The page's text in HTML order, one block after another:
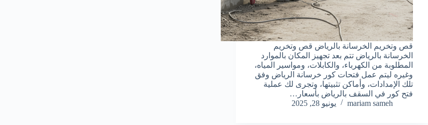
قص وتخريم الخرسانة بالرياض قص وتخريم
الخرسانة بالرياض تتم بعد تجهيز المكان بالموارد
المطلوبة من الكهرباء، والكابلات، ومواسير المياه،
وغيره ليتم عمل فتحات كور خرسانة الرياض وفق
تلك الإمدادات، وأماكن تثبيتها، وتجرى لك عملية
فتح كور في السقف بالرياض بأسعار…
mariam sameh
يونيو 28, 2025